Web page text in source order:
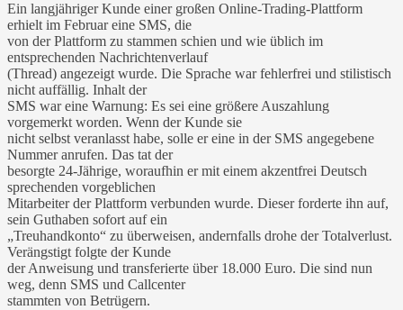
Ein langjähriger Kunde einer großen Online-Trading-Plattform
erhielt im Februar eine SMS, die
von der Plattform zu stammen schien und wie üblich im
entsprechenden Nachrichtenverlauf
(Thread) angezeigt wurde. Die Sprache war fehlerfrei und stilistisch
nicht auffällig. Inhalt der
SMS war eine Warnung: Es sei eine größere Auszahlung
vorgemerkt worden. Wenn der Kunde sie
nicht selbst veranlasst habe, solle er eine in der SMS angegebene
Nummer anrufen. Das tat der
besorgte 24-Jährige, woraufhin er mit einem akzentfrei Deutsch
sprechenden vorgeblichen
Mitarbeiter der Plattform verbunden wurde. Dieser forderte ihn auf,
sein Guthaben sofort auf ein
„Treuhandkonto“ zu überweisen, andernfalls drohe der Totalverlust.
Verängstigt folgte der Kunde
der Anweisung und transferierte über 18.000 Euro. Die sind nun
weg, denn SMS und Callcenter
stammten von Betrügern.